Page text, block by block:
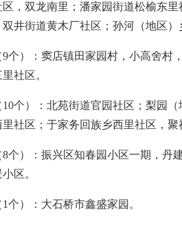
区，双龙南里；潘家园街道松榆东
双井街道黄木厂社区；孙河（地区
个）：窦店镇田家园村，小高舍村
社区。
个）：北苑街道官园社区；梨园
社区；于家务回族乡西里社区，
个）：振兴区知春园小区一期，丹
区。
个）：大石桥市鑫盛家园。